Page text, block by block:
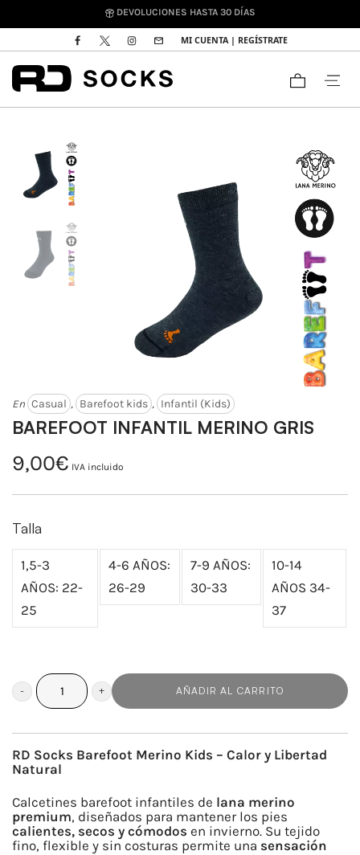
DEVOLUCIONES HASTA 30 DÍAS
MI CUENTA | REGÍSTRATE
En Casual , Barefoot kids , Infantil (Kids)
BAREFOOT INFANTIL MERINO GRIS
9,00€ IVA incluido
Talla
1,5-3
AÑOS: 22-
25
4-6 AÑOS:
26-29
7-9 AÑOS:
30-33
10-14
AÑOS 34-
37
BAREFOOT
GRIS
AÑADIR AL CARRITO
RD Socks Barefoot Merino Kids – Calor y Libertad
Natural
Calcetines barefoot infantiles de lana merino
premium, diseñados para mantener los pies
calientes, secos y cómodos en invierno. Su tejido
fino, flexible y sin costuras permite una sensación